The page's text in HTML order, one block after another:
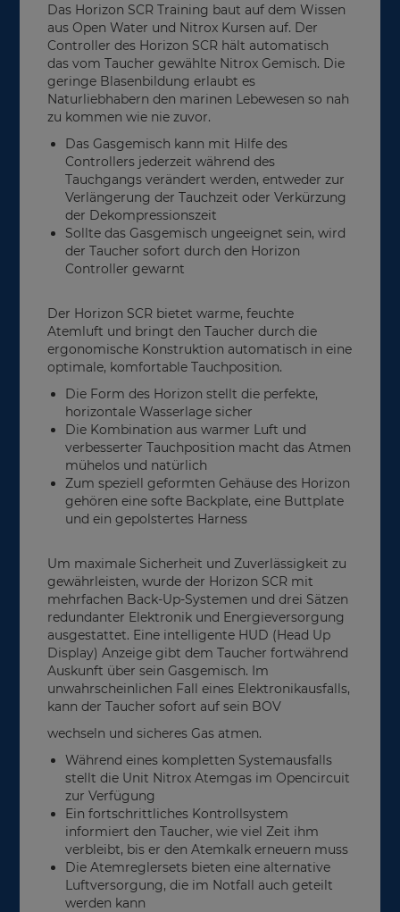
Das Horizon SCR Training baut auf dem Wissen
aus Open Water und Nitrox Kursen auf. Der
Controller des Horizon SCR hält automatisch
das vom Taucher gewählte Nitrox Gemisch. Die
geringe Blasenbildung erlaubt es
Naturliebhabern den marinen Lebewesen so nah
zu kommen wie nie zuvor.
Das Gasgemisch kann mit Hilfe des
Controllers jederzeit während des
Tauchgangs verändert werden, entweder zur
Verlängerung der Tauchzeit oder Verkürzung
der Dekompressionszeit
Sollte das Gasgemisch ungeeignet sein, wird
der Taucher sofort durch den Horizon
Controller gewarnt
Der Horizon SCR bietet warme, feuchte
Atemluft und bringt den Taucher durch die
ergonomische Konstruktion automatisch in eine
optimale, komfortable Tauchposition.
Die Form des Horizon stellt die perfekte,
horizontale Wasserlage sicher
Die Kombination aus warmer Luft und
verbesserter Tauchposition macht das Atmen
mühelos und natürlich
Zum speziell geformten Gehäuse des Horizon
gehören eine softe Backplate, eine Buttplate
und ein gepolstertes Harness
Um maximale Sicherheit und Zuverlässigkeit zu
gewährleisten, wurde der Horizon SCR mit
mehrfachen Back-Up-Systemen und drei Sätzen
redundanter Elektronik und Energieversorgung
ausgestattet. Eine intelligente HUD (Head Up
Display) Anzeige gibt dem Taucher fortwährend
Auskunft über sein Gasgemisch. Im
unwahrscheinlichen Fall eines Elektronikausfalls,
kann der Taucher sofort auf sein BOV
wechseln und sicheres Gas atmen.
Während eines kompletten Systemausfalls
stellt die Unit Nitrox Atemgas im Opencircuit
zur Verfügung
Ein fortschrittliches Kontrollsystem
informiert den Taucher, wie viel Zeit ihm
verbleibt, bis er den Atemkalk erneuern muss
Die Atemreglersets bieten eine alternative
Luftversorgung, die im Notfall auch geteilt
werden kann